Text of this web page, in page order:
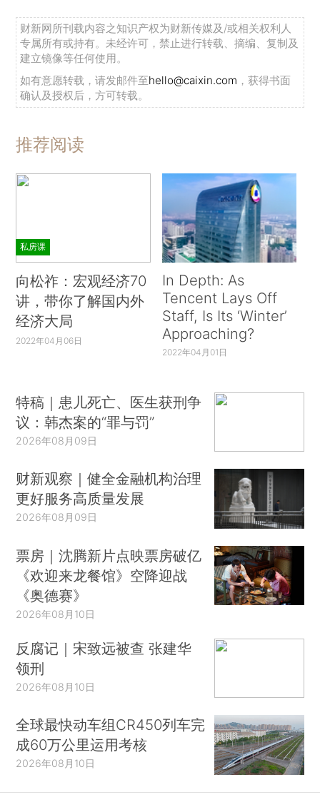
财新网所刊载内容之知识产权为财新传媒及/或相关权利人
专属所有或持有。未经许可，禁止进行转载、摘编、复制及
建立镜像等任何使用。
如有意愿转载，请发邮件至hello@caixin.com ，获得书面
确认及授权后，方可转载。
推荐阅读
私房课
向松祚：宏观经济70
讲，带你了解国内外
经济大局
2022年04月06日
In Depth: As
Tencent Lays Off
Staff, Is Its ‘Winter’
Approaching?
2022年04月01日
特稿｜患儿死亡、医生获刑争
议：韩杰案的“罪与罚”
2026年08月09日
财新观察｜健全金融机构治理
更好服务高质量发展
2026年08月09日
票房｜沈腾新片点映票房破亿
《欢迎来龙餐馆》空降迎战
《奥德赛》
2026年08月10日
反腐记｜宋致远被查 张建华
领刑
2026年08月10日
全球最快动车组CR450列车完
成60万公里运用考核
2026年08月10日